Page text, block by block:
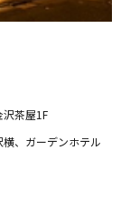
茶屋1F
、ガーデンホテル